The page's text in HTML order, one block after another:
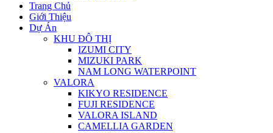
Trang Chủ
Giới Thiệu
Dự Án
KHU ĐÔ THỊ
IZUMI CITY
MIZUKI PARK
NAM LONG WATERPOINT
VALORA
KIKYO RESIDENCE
FUJI RESIDENCE
VALORA ISLAND
CAMELLIA GARDEN